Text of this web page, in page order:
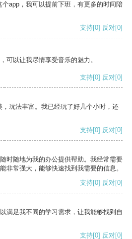
app，我可以提前下班，有更多的时间陪
支持[0] 反对[0]
可以让我尽情享受音乐的魅力。
支持[0] 反对[0]
玩法丰富。我已经玩了好几个小时，还
支持[0] 反对[0]
时随地为我的办公提供帮助。我经常需要
非常强大，能够快速找到我需要的信息。
支持[0] 反对[0]
满足我不同的学习需求，让我能够找到自
支持[0] 反对[0]